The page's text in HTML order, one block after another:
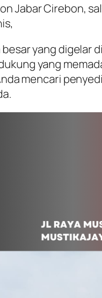
Jabar Cirebon,
yang
yang
mencari